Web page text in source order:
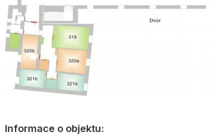
Informace o objektu: